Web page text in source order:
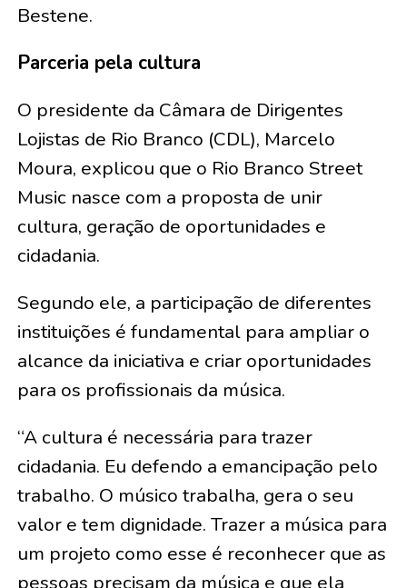
Bestene.
Parceria pela cultura
O presidente da Câmara de Dirigentes
Lojistas de Rio Branco (CDL), Marcelo
Moura, explicou que o Rio Branco Street
Music nasce com a proposta de unir
cultura, geração de oportunidades e
cidadania.
Segundo ele, a participação de diferentes
instituições é fundamental para ampliar o
alcance da iniciativa e criar oportunidades
para os profissionais da música.
“A cultura é necessária para trazer
cidadania. Eu defendo a emancipação pelo
trabalho. O músico trabalha, gera o seu
valor e tem dignidade. Trazer a música para
um projeto como esse é reconhecer que as
pessoas precisam da música e que ela